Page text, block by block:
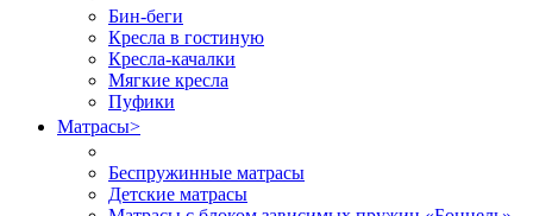
Бин-беги
Кресла в гостиную
Кресла-качалки
Мягкие кресла
Пуфики
Матрасы>
Беспружинные матрасы
Детские матрасы